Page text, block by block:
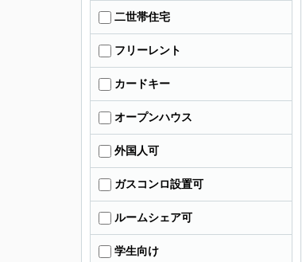
二世帯住宅
フリーレント
カードキー
オープンハウス
外国人可
ガスコンロ設置可
ルームシェア可
学生向け